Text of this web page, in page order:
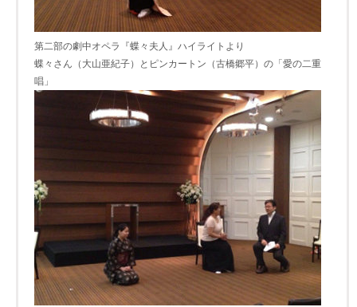
第二部の劇中オペラ『蝶々夫人』ハイライトより
蝶々さん（大山亜紀子）とピンカートン（古橋郷平）の「愛の二重
唱」